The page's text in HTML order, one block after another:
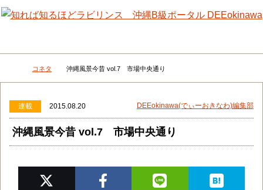
メニュー 検
DEEokinawaトップ
コネタ 沖縄風景今昔 vol.7 市場中央通り
連載 2015.08.20 DEEokinawa(でぃーおきなわ)編集部
沖縄風景今昔 vol.7 市場中央通り